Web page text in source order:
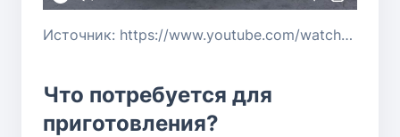
Источник: https://www.youtube.com/watch?v=Ju7ChvENjmc
Что потребуется для
приготовления?